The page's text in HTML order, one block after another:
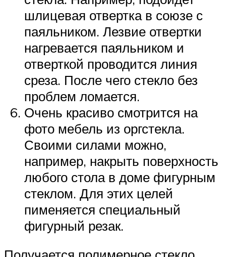
шлицевая отвертка в союзе с
паяльником. Лезвие отвертки
нагревается паяльником и
отверткой проводится линия
среза. После чего стекло без
проблем ломается.
Очень красиво смотрится на
фото мебель из оргстекла.
Своими силами можно,
например, накрыть поверхность
любого стола в доме фигурным
стеклом. Для этих целей
пименяется специальный
фигурный резак.